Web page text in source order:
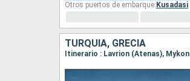
Otros puertos de embarque: Kusadasi
TURQUÍA, GRECIA
Itinerario : Lavrion (Atenas),